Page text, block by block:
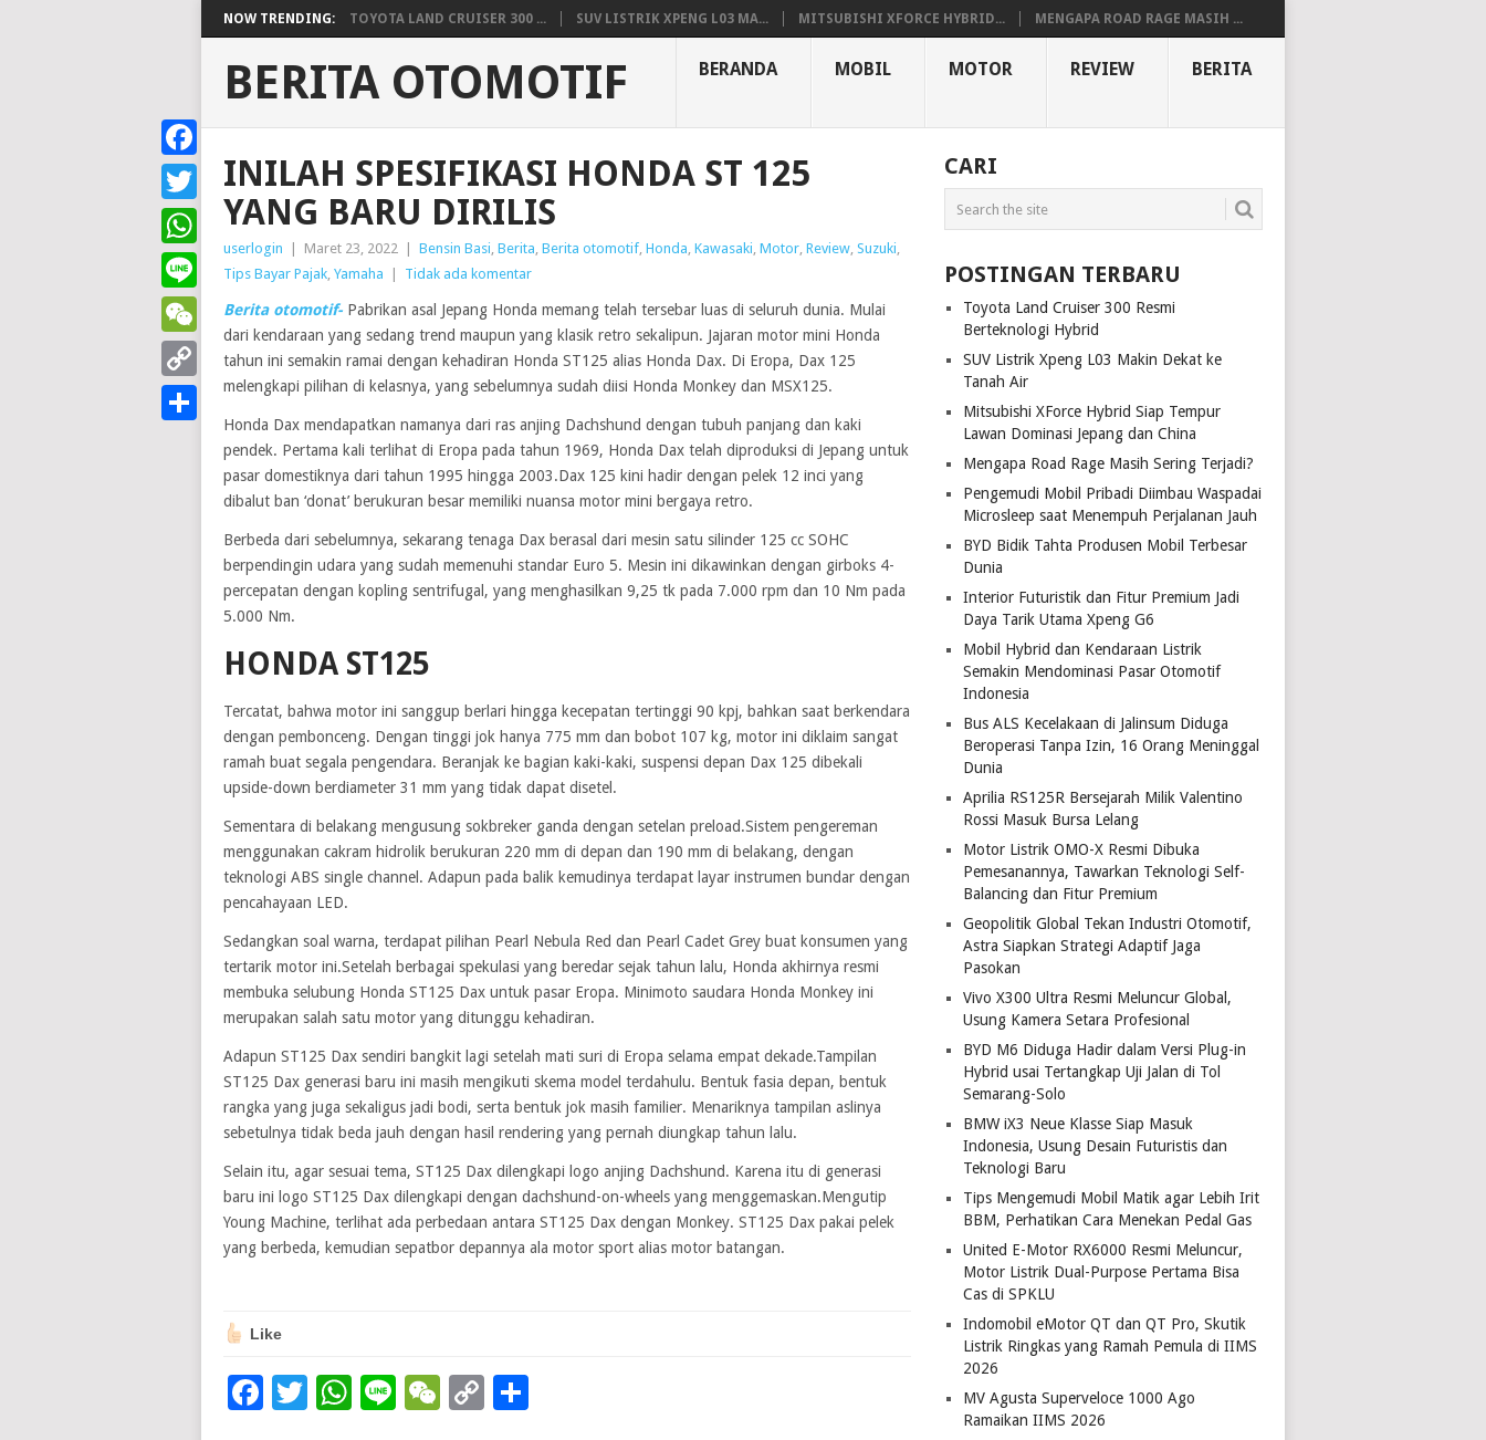
NOW TRENDING: TOYOTA LAND CRUISER 300 ... SUV LISTRIK XPENG L03 MA... MITSUBISHI XFORCE HYBRID... MENGAPA ROAD RAGE MASIH ...
BERITA OTOMOTIF BERANDA MOBIL MOTOR REVIEW BERITA
INILAH SPESIFIKASI HONDA ST 125
YANG BARU DIRILIS
userlogin Maret 23, 2022 Bensin Basi, Berita, Berita otomotif, Honda, Kawasaki, Motor, Review, Suzuki,
Tips Bayar Pajak, Yamaha Tidak ada komentar
Berita otomotif- Pabrikan asal Jepang Honda memang telah tersebar luas di seluruh dunia. Mulai
dari kendaraan yang sedang trend maupun yang klasik retro sekalipun. Jajaran motor mini Honda
tahun ini semakin ramai dengan kehadiran Honda ST125 alias Honda Dax. Di Eropa, Dax 125
melengkapi pilihan di kelasnya, yang sebelumnya sudah diisi Honda Monkey dan MSX125.
Honda Dax mendapatkan namanya dari ras anjing Dachshund dengan tubuh panjang dan kaki
pendek. Pertama kali terlihat di Eropa pada tahun 1969, Honda Dax telah diproduksi di Jepang untuk
pasar domestiknya dari tahun 1995 hingga 2003.Dax 125 kini hadir dengan pelek 12 inci yang
dibalut ban ‘donat’ berukuran besar memiliki nuansa motor mini bergaya retro.
Berbeda dari sebelumnya, sekarang tenaga Dax berasal dari mesin satu silinder 125 cc SOHC
berpendingin udara yang sudah memenuhi standar Euro 5. Mesin ini dikawinkan dengan girboks 4-
percepatan dengan kopling sentrifugal, yang menghasilkan 9,25 tk pada 7.000 rpm dan 10 Nm pada
5.000 Nm.
HONDA ST125
Tercatat, bahwa motor ini sanggup berlari hingga kecepatan tertinggi 90 kpj, bahkan saat berkendara
dengan pembonceng. Dengan tinggi jok hanya 775 mm dan bobot 107 kg, motor ini diklaim sangat
ramah buat segala pengendara. Beranjak ke bagian kaki-kaki, suspensi depan Dax 125 dibekali
upside-down berdiameter 31 mm yang tidak dapat disetel.
Sementara di belakang mengusung sokbreker ganda dengan setelan preload.Sistem pengereman
menggunakan cakram hidrolik berukuran 220 mm di depan dan 190 mm di belakang, dengan
teknologi ABS single channel. Adapun pada balik kemudinya terdapat layar instrumen bundar dengan
pencahayaan LED.
Sedangkan soal warna, terdapat pilihan Pearl Nebula Red dan Pearl Cadet Grey buat konsumen yang
tertarik motor ini.Setelah berbagai spekulasi yang beredar sejak tahun lalu, Honda akhirnya resmi
membuka selubung Honda ST125 Dax untuk pasar Eropa. Minimoto saudara Honda Monkey ini
merupakan salah satu motor yang ditunggu kehadiran.
Adapun ST125 Dax sendiri bangkit lagi setelah mati suri di Eropa selama empat dekade.Tampilan
ST125 Dax generasi baru ini masih mengikuti skema model terdahulu. Bentuk fasia depan, bentuk
rangka yang juga sekaligus jadi bodi, serta bentuk jok masih familier. Menariknya tampilan aslinya
sebetulnya tidak beda jauh dengan hasil rendering yang pernah diungkap tahun lalu.
Selain itu, agar sesuai tema, ST125 Dax dilengkapi logo anjing Dachshund. Karena itu di generasi
baru ini logo ST125 Dax dilengkapi dengan dachshund-on-wheels yang menggemaskan.Mengutip
Young Machine, terlihat ada perbedaan antara ST125 Dax dengan Monkey. ST125 Dax pakai pelek
yang berbeda, kemudian sepatbor depannya ala motor sport alias motor batangan.
Like
Facebook
Twitter
WhatsApp
LineWeChat
Copy
Facebook
Twitter
WhatsApp
Line
WeChat
Copy
CARI
POSTINGAN TERBARU
Toyota Land Cruiser 300 Resmi
Berteknologi Hybrid
SUV Listrik Xpeng L03 Makin Dekat ke
Tanah Air
Mitsubishi XForce Hybrid Siap Tempur
Lawan Dominasi Jepang dan China
Mengapa Road Rage Masih Sering Terjadi?
Pengemudi Mobil Pribadi Diimbau Waspadai
Microsleep saat Menempuh Perjalanan Jauh
BYD Bidik Tahta Produsen Mobil Terbesar
Dunia
Interior Futuristik dan Fitur Premium Jadi
Daya Tarik Utama Xpeng G6
Mobil Hybrid dan Kendaraan Listrik
Semakin Mendominasi Pasar Otomotif
Indonesia
Bus ALS Kecelakaan di Jalinsum Diduga
Beroperasi Tanpa Izin, 16 Orang Meninggal
Dunia
Aprilia RS125R Bersejarah Milik Valentino
Rossi Masuk Bursa Lelang
Motor Listrik OMO-X Resmi Dibuka
Pemesanannya, Tawarkan Teknologi Self-
Balancing dan Fitur Premium
Geopolitik Global Tekan Industri Otomotif,
Astra Siapkan Strategi Adaptif Jaga
Pasokan
Vivo X300 Ultra Resmi Meluncur Global,
Usung Kamera Setara Profesional
BYD M6 Diduga Hadir dalam Versi Plug-in
Hybrid usai Tertangkap Uji Jalan di Tol
Semarang-Solo
BMW iX3 Neue Klasse Siap Masuk
Indonesia, Usung Desain Futuristis dan
Teknologi Baru
Tips Mengemudi Mobil Matik agar Lebih Irit
BBM, Perhatikan Cara Menekan Pedal Gas
United E-Motor RX6000 Resmi Meluncur,
Motor Listrik Dual-Purpose Pertama Bisa
Cas di SPKLU
Indomobil eMotor QT dan QT Pro, Skutik
Listrik Ringkas yang Ramah Pemula di IIMS
2026
MV Agusta Superveloce 1000 Ago
Ramaikan IIMS 2026